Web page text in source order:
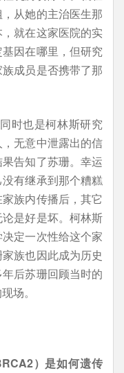
从她的主治医生那
就在这家医院的实
因在哪里，但研究
成员是否携带了那
时也是柯林斯研究
无意中泄露出的信
告知了苏珊。幸运
有继承到那个糟糕
族内传播后，其它
是好是坏。柯林斯
定一次性给这个家
族也因此成为历史
后苏珊回顾当时的
场。
）是如何遗传